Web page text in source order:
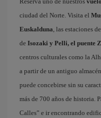
ciudad del Norte. Visita el
Euskalduna , las estaciones
de Isozaki y Pelli, el puente
centros culturales como la
a partir de un antiguo
puede concebirse sin su
más de 700 años de historia.
Calles” e ir encontrando